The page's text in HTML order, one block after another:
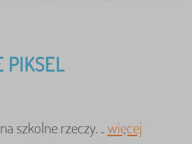
PIKSEL
szkolne rzeczy. ..więcej